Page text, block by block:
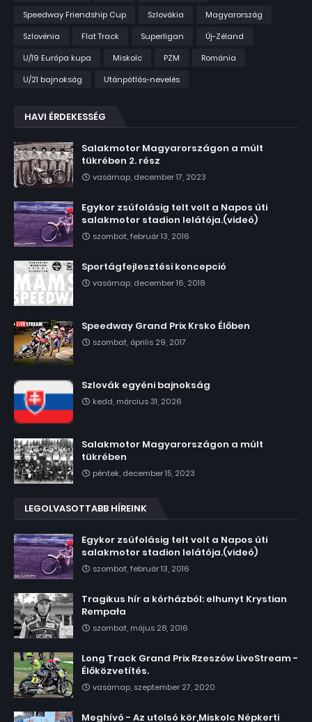
Speedway Friendship Cup
Szlovákia
Magyarország
Szlovénia
Flat Track Superligan
Új-Zéland
U/19 Európa kupa
Miskolc PZM
Románia
U/21 bajnokság
Utánpótlás-nevelés
HAVI ÉRDEKESSÉG
Salakmotor Magyarországon a múlt
tükrében 2. rész
vasárnap, december 17, 2023
Egykor zsúfolásig telt volt a Napos úti
salakmotor stadion lelátója.(videó)
szombat, február 13, 2016
Sportágfejlesztési koncepció
vasárnap, december 16, 2018
Speedway Grand Prix Krsko Élőben
szombat, április 29, 2017
Szlovák egyéni bajnokság
kedd, március 31, 2026
Salakmotor Magyarországon a múlt
tükrében
péntek, december 15, 2023
LEGOLVASOTTABB HÍREINK
Egykor zsúfolásig telt volt a Napos úti
salakmotor stadion lelátója.(videó)
szombat, február 13, 2016
Tragikus hír a kórházból: elhunyt Krystian
Rempała
szombat, május 28, 2016
Long Track Grand Prix Rzeszów LiveStream -
Élőközvetítés.
vasárnap, szeptember 27, 2020
Meghívó - Az utolsó kör,Miskolc Népkerti